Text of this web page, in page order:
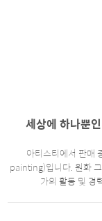
세상에 하나뿐
아티스티에서 판매
painting)입니다. 원화
가의 활동 및 경